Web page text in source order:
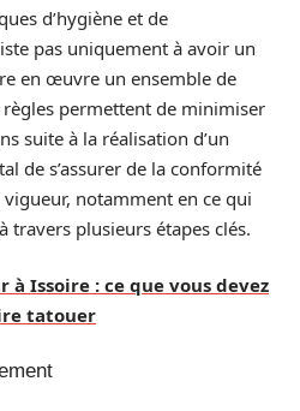
d’hygiène et de
pas uniquement à avoir un
en œuvre un ensemble de
permettent de minimiser
suite à la réalisation d’un
de s’assurer de la conformité
notamment en ce qui
travers plusieurs étapes clés.
à Issoire : ce que vous devez
tatouer